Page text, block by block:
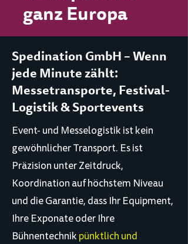
ganz Europa
Spedination GmbH – Wenn
jede Minute zählt:
Messetransporte, Festival-
Logistik & Sportevents
Event- und Messelogistik ist kein
gewöhnlicher Transport. Es ist
Präzision unter Zeitdruck,
Koordination auf höchstem Niveau
und die Garantie, dass Ihr Equipment,
Ihre Exponate oder Ihre
Bühnentechnik pünktlich und